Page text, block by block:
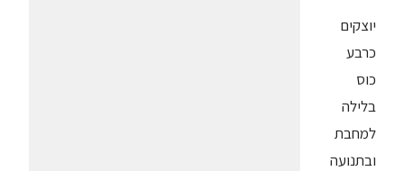
יוצקים
כרבע
כוס
בלילה
למחבת
ובתנועה